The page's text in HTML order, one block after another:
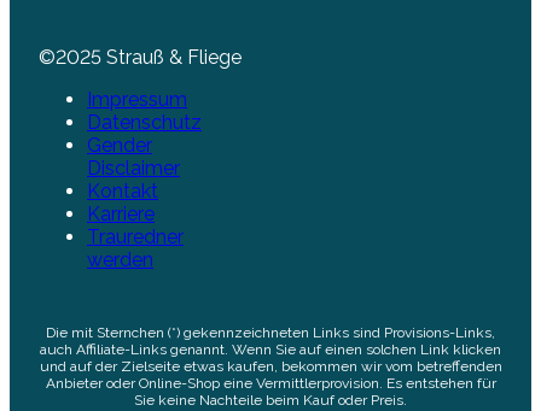
©2025 Strauß & Fliege
Impressum
Datenschutz
Gender
Disclaimer
Kontakt
Karriere
Trauredner
werden
Die mit Sternchen (*) gekennzeichneten Links sind Provisions-Links,
auch Affiliate-Links genannt. Wenn Sie auf einen solchen Link klicken
und auf der Zielseite etwas kaufen, bekommen wir vom betreffenden
Anbieter oder Online-Shop eine Vermittlerprovision. Es entstehen für
Sie keine Nachteile beim Kauf oder Preis.